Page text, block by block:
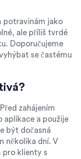
potravinám jako
ale příliš tvrdé
Doporučujeme
se častému
zahájením
aplikace a použije
být dočasná
několika dní. V
pro klienty s